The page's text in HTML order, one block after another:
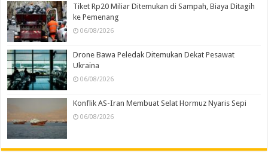
Tiket Rp20 Miliar Ditemukan di Sampah, Biaya Ditagih
ke Pemenang
06/08/2026
Drone Bawa Peledak Ditemukan Dekat Pesawat
Ukraina
06/08/2026
Konflik AS-Iran Membuat Selat Hormuz Nyaris Sepi
06/08/2026